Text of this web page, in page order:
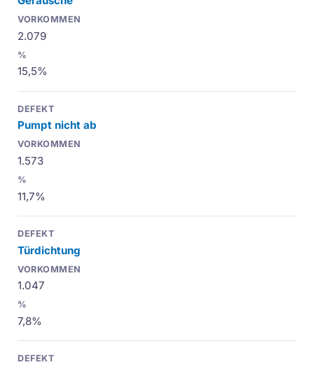
2.079
15,5%
Pumpt nicht ab
1.573
11,7%
Türdichtung
1.047
7,8%